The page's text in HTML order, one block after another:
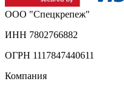
ООО "Спецкрепеж"
ИНН 7802766882
ОГРН 1117847440611
Компания